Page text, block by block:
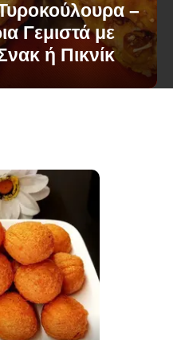
–
Γεμιστά με
ή Πικνίκ